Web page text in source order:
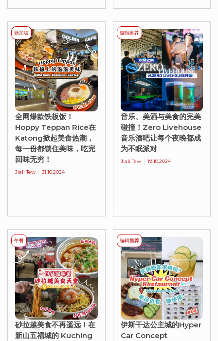
全网爆款铁板饭！
Hoppy Teppan Rice在
Katong掀起美食热潮，
每一份都锁住美味，吃完
回味无穷！
Jiali Tew 31.10.2024
新加坡
音乐、美酒与美食的完美
碰撞！Zero Livehouse
音乐酒吧让每个夜晚都成
为不眠派对
Jiali Tew 19.10.2024
编辑推荐
砂拉越美食不再遥远！在
新山五福城的 Kuching
午餐
伊斯干达公主城的Hyper
Car Concept
编辑推荐